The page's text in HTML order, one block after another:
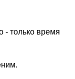
- только время